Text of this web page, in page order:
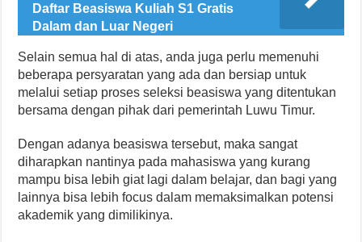
Daftar Beasiswa Kuliah S1 Gratis
Dalam dan Luar Negeri
Selain semua hal di atas, anda juga perlu memenuhi
beberapa persyaratan yang ada dan bersiap untuk
melalui setiap proses seleksi beasiswa yang ditentukan
bersama dengan pihak dari pemerintah Luwu Timur.
Dengan adanya beasiswa tersebut, maka sangat
diharapkan nantinya pada mahasiswa yang kurang
mampu bisa lebih giat lagi dalam belajar, dan bagi yang
lainnya bisa lebih focus dalam memaksimalkan potensi
akademik yang dimilikinya.